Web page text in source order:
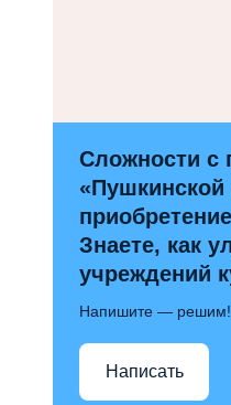
Сложности с
Знаете, как
учреждений
Напишите — решим!
Написать